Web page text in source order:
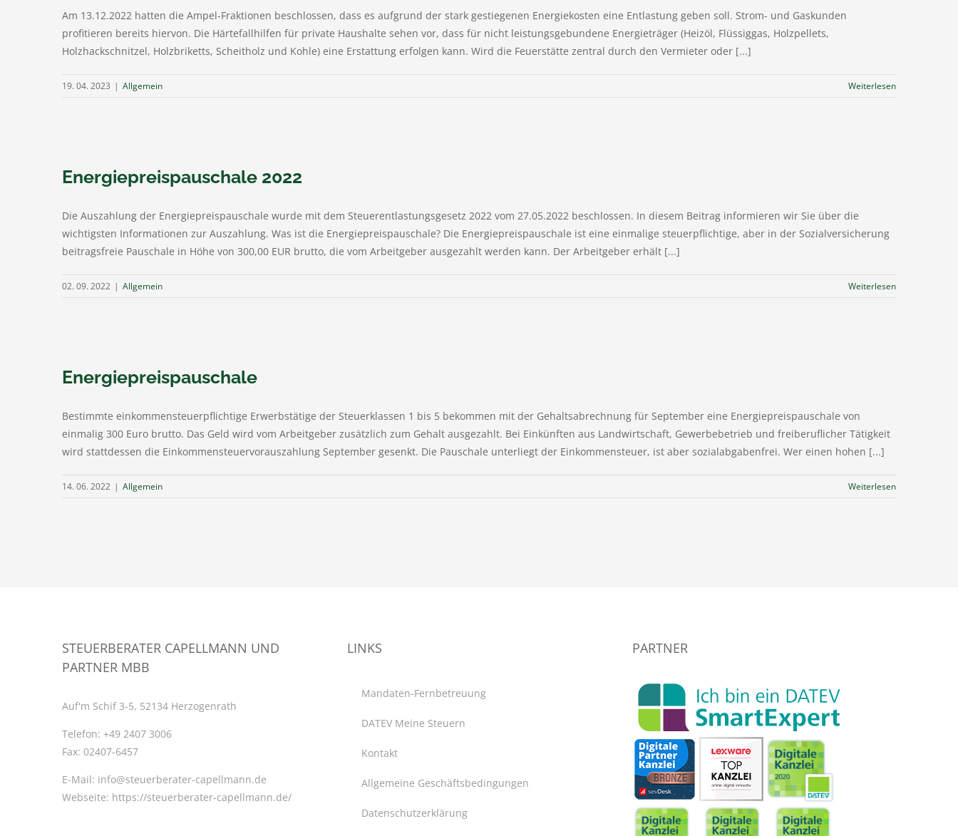
Am 13.12.2022 hatten die Ampel-Fraktionen beschlossen, dass es aufgrund der stark gestiegenen Energiekosten eine Entlastung geben soll. Strom- und Gaskunden
profitieren bereits hiervon. Die Härtefallhilfen für private Haushalte sehen vor, dass für nicht leistungsgebundene Energieträger (Heizöl, Flüssiggas, Holzpellets,
Holzhackschnitzel, Holzbriketts, Scheitholz und Kohle) eine Erstattung erfolgen kann. Wird die Feuerstätte zentral durch den Vermieter oder [...]
19. 04. 2023 | Allgemein Weiterlesen
Energiepreispauschale 2022
Die Auszahlung der Energiepreispauschale wurde mit dem Steuerentlastungsgesetz 2022 vom 27.05.2022 beschlossen. In diesem Beitrag informieren wir Sie über die
wichtigsten Informationen zur Auszahlung. Was ist die Energiepreispauschale? Die Energiepreispauschale ist eine einmalige steuerpflichtige, aber in der Sozialversicherung
beitragsfreie Pauschale in Höhe von 300,00 EUR brutto, die vom Arbeitgeber ausgezahlt werden kann. Der Arbeitgeber erhält [...]
02. 09. 2022 | Allgemein Weiterlesen
Energiepreispauschale
Bestimmte einkommensteuerpflichtige Erwerbstätige der Steuerklassen 1 bis 5 bekommen mit der Gehaltsabrechnung für September eine Energiepreispauschale von
einmalig 300 Euro brutto. Das Geld wird vom Arbeitgeber zusätzlich zum Gehalt ausgezahlt. Bei Einkünften aus Landwirtschaft, Gewerbebetrieb und freiberuflicher Tätigkeit
wird stattdessen die Einkommensteuervorauszahlung September gesenkt. Die Pauschale unterliegt der Einkommensteuer, ist aber sozialabgabenfrei. Wer einen hohen [...]
14. 06. 2022 | Allgemein Weiterlesen
STEUERBERATER CAPELLMANN UND
PARTNER MBB
Auf'm Schif 3-5, 52134 Herzogenrath
Telefon: +49 2407 3006
Fax: 02407-6457
E-Mail: info@steuerberater-capellmann.de
Webseite: https://steuerberater-capellmann.de/
LINKS
Mandaten-Fernbetreuung
DATEV Meine Steuern
Kontakt
Allgemeine Geschäftsbedingungen
Datenschutzerklärung
PARTNER